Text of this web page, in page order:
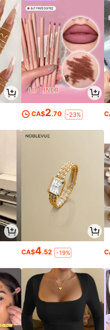
CA$2.70 -23%
CA$4.52 -19%